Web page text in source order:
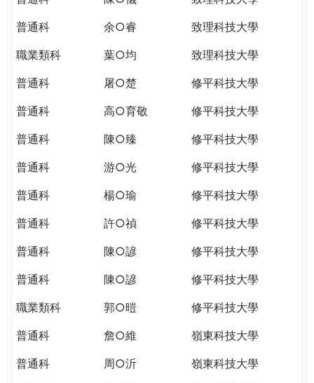
普通科
余○睿
致理科技大學
職業類科
葉○均
致理科技大學
普通科
屠○楚
修平科技大學
普通科
高○育敬
修平科技大學
普通科
陳○臻
修平科技大學
普通科
游○光
修平科技大學
普通科
楊○瑜
修平科技大學
普通科
許○禎
修平科技大學
普通科
陳○諺
修平科技大學
普通科
陳○諺
修平科技大學
職業類科
郭○暟
修平科技大學
普通科
詹○維
嶺東科技大學
普通科
周○沂
嶺東科技大學